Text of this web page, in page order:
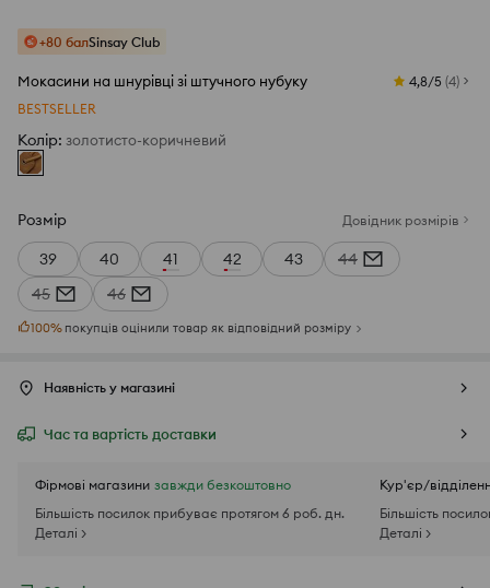
+80 балSinsay Club
Мокасини на шнурівці зі штучного нубуку 4,8/5 (4)
BESTSELLER
Колір: золотисто-коричневий
Розмір Довідник розмірів
39 40 41 42 43
44
45
46
100% покупців оцінили товар як відповідний розміру
Наявність у магазині
Час та вартість доставки
Фірмові магазини завжди безкоштовно
Більшість посилок прибуває протягом 6 роб. дн.
Деталі >
Кур'єр/
Більшість
Деталі >